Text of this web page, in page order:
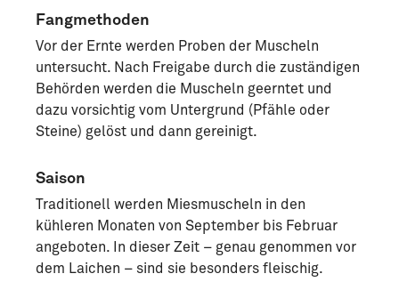
Fangmethoden
Vor der Ernte werden Proben der Muscheln
untersucht. Nach Freigabe durch die zuständigen
Behörden werden die Muscheln geerntet und
dazu vorsichtig vom Untergrund (Pfähle oder
Steine) gelöst und dann gereinigt.
Saison
Traditionell werden Miesmuscheln in den
kühleren Monaten von September bis Februar
angeboten. In dieser Zeit – genau genommen vor
dem Laichen – sind sie besonders fleischig.